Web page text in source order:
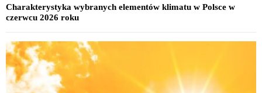
Charakterystyka wybranych elementów klimatu w Polsce w
czerwcu 2026 roku